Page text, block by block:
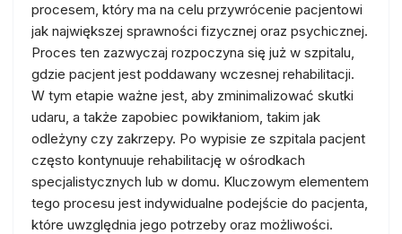
procesem, który ma na celu przywrócenie pacjentowi
jak największej sprawności fizycznej oraz psychicznej.
Proces ten zazwyczaj rozpoczyna się już w szpitalu,
gdzie pacjent jest poddawany wczesnej rehabilitacji.
W tym etapie ważne jest, aby zminimalizować skutki
udaru, a także zapobiec powikłaniom, takim jak
odleżyny czy zakrzepy. Po wypisie ze szpitala pacjent
często kontynuuje rehabilitację w ośrodkach
specjalistycznych lub w domu. Kluczowym elementem
tego procesu jest indywidualne podejście do pacjenta,
które uwzględnia jego potrzeby oraz możliwości.